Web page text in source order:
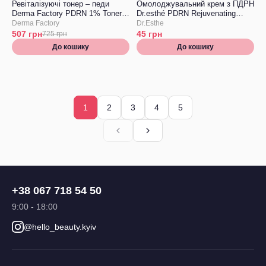
Numbuzin
Nuselique
Nutribiotic
Purito seul
Round lab
Sante
Secret
Ревіталізуючі тонер – педи
Derma Factory PDRN 1% Toner
Pad
Derma Factory
507 грн725грн
До кошику
Омолоджувальний крем з ПДРН
Dr.esthé PDRN Rejuvenating
Cream, ТЕСТЕР
Dr.Esthe
45 грн
До кошику
1 2 3 4 5
+38 067 718 54 50
9:00 - 18:00
@hello_beauty.kyiv